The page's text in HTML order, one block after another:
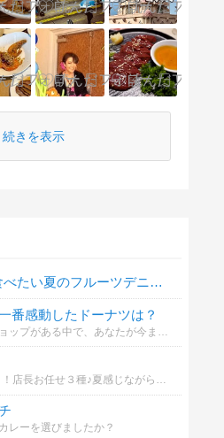
続きを表示
2025年 あなたが食べたい夏のフルーツデニッシュは？
番感動したドーナツは？
金曜日はUo魚で更新日！店長お任せ３種♪夏感じながらレモンサワー🍋大瓶も一本？
レーを選びましたか？